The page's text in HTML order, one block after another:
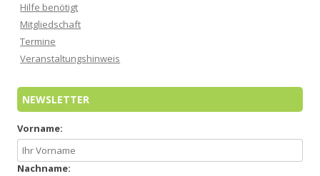
Hilfe benötigt
Mitgliedschaft
Termine
Veranstaltungshinweis
NEWSLETTER
Vorname:
Nachname: